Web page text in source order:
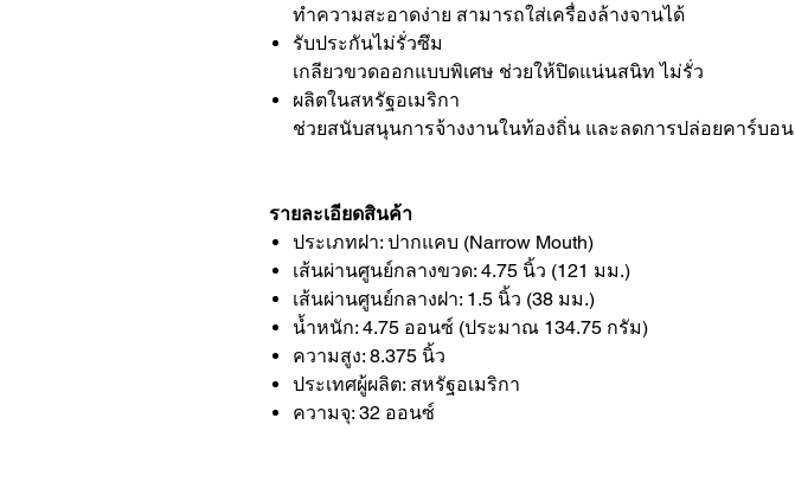
ทำความสะอาดง่าย สามารถใส่เครื่องล้างจานได้
รับประกันไม่รั่วซึม
เกลียวขวดออกแบบพิเศษ ช่วยให้ปิดแน่นสนิท ไม่รั่ว
ผลิตในสหรัฐอเมริกา
ช่วยสนับสนุนการจ้างงานในท้องถิ่น และลดการปล่อยคาร์บอน
รายละเอียดสินค้า
ประเภทฝา: ปากแคบ (Narrow Mouth)
เส้นผ่านศูนย์กลางขวด: 4.75 นิ้ว (121 มม.)
เส้นผ่านศูนย์กลางฝา: 1.5 นิ้ว (38 มม.)
น้ำหนัก: 4.75 ออนซ์ (ประมาณ 134.75 กรัม)
ความสูง: 8.375 นิ้ว
ประเทศผู้ผลิต: สหรัฐอเมริกา
ความจุ: 32 ออนซ์